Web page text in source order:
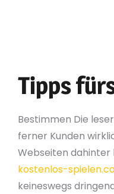
Tipps
Bestimmen Die
ferner Kunden
Webseiten dahinter
kostenlos-
keineswegs